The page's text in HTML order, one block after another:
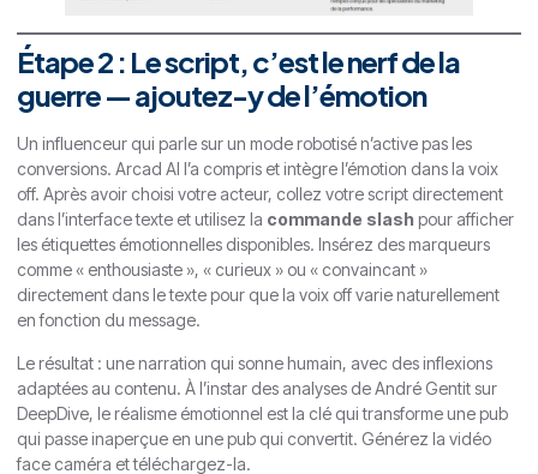
Étape 2 : Le script, c’est le nerf de la
guerre — ajoutez-y de l’émotion
Un influenceur qui parle sur un mode robotisé n’active pas les
conversions. Arcad AI l’a compris et intègre l’émotion dans la voix
off. Après avoir choisi votre acteur, collez votre script directement
dans l’interface texte et utilisez la commande slash pour afficher
les étiquettes émotionnelles disponibles. Insérez des marqueurs
comme « enthousiaste », « curieux » ou « convaincant »
directement dans le texte pour que la voix off varie naturellement
en fonction du message.
Le résultat : une narration qui sonne humain, avec des inflexions
adaptées au contenu. À l’instar des analyses de André Gentit sur
DeepDive, le réalisme émotionnel est la clé qui transforme une pub
qui passe inaperçue en une pub qui convertit. Générez la vidéo
face caméra et téléchargez-la.